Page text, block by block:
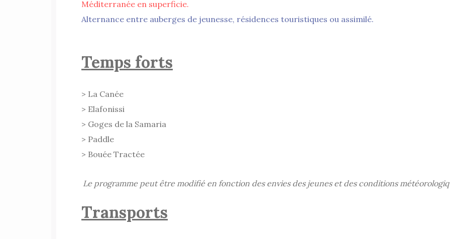
Méditerranée en superficie.
Alternance entre auberges de jeunesse, résidences touristiques ou assimilé.
Temps forts
> La Canée
> Elafonissi
> Goges de la Samaria
> Paddle
> Bouée Tractée
Le programme peut être modifié en fonction des envies des jeunes et des conditions
Transports